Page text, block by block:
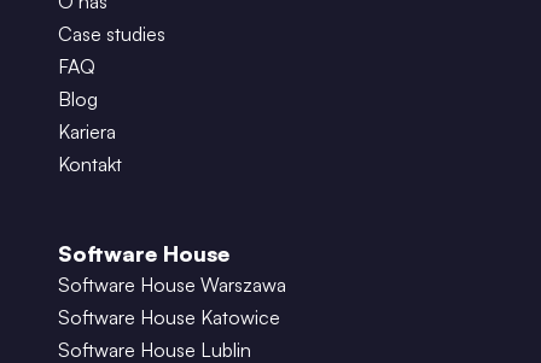
Case studies
FAQ
Blog
Kariera
Kontakt
Software House
Software House Warszawa
Software House Katowice
Software House Lublin